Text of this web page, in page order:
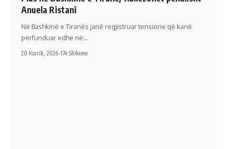
Anuela Ristani
Në Bashkinë e Tiranës janë regjistruar tensione që kanë
përfunduar edhe në…
20 Korrik, 2026 174 Shikime